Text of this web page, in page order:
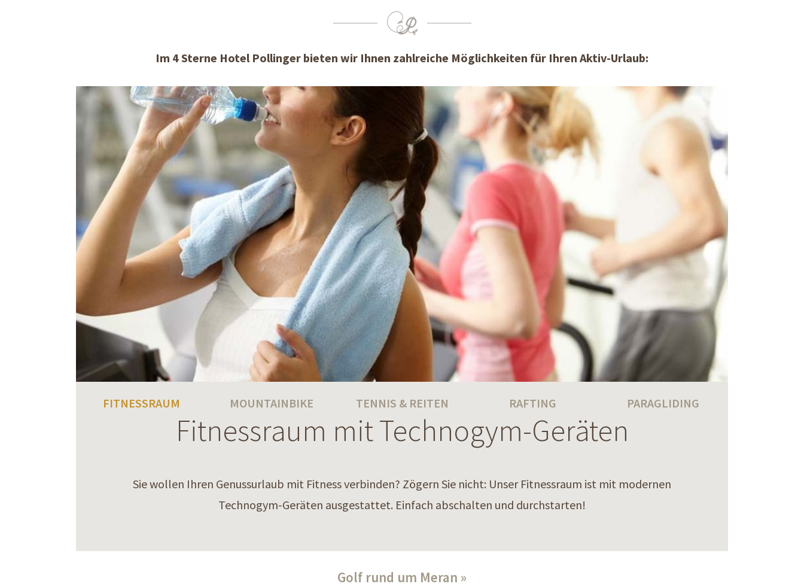
Im 4 Sterne Hotel Pollinger bieten wir Ihnen zahlreiche Möglichkeiten für Ihren Aktiv-Urlaub:
FITNESSRAUM MOUNTAINBIKE TENNIS & REITEN RAFTING PARAGLIDING
Fitnessraum mit Technogym-Geräten
Sie wollen Ihren Genussurlaub mit Fitness verbinden? Zögern Sie nicht: Unser Fitnessraum ist mit modernen
Technogym-Geräten ausgestattet. Einfach abschalten und durchstarten!
Golf rund um Meran